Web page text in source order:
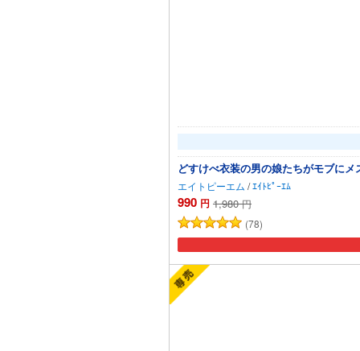
どすけべ衣装の男の娘たちがモブに
エイトピーエム /ｴｲﾄﾋﾟｰｴﾑ
990 円 1,980 円
(78)